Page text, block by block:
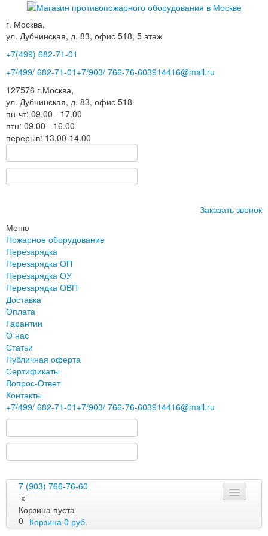
г. Москва,
ул. Дубнинская, д. 83, офис 518, 5 этаж
+7(499) 682-71-01
+7/499/ 682-71-01 +7/903/ 766-76-603914416@mail.ru
127576 г.Москва,
ул. Дубнинская, д. 83, офис 518
пн-чт: 09.00 - 17.00
птн: 09.00 - 16.00
перерыв: 13.00-14.00
Заказать звонок
Меню
Пожарное оборудование
Перезарядка
Перезарядка ОП
Перезарядка ОУ
Перезарядка ОВП
Доставка
Оплата
Гарантии
О нас
Статьи
Публичная оферта
Сертификаты
Вопрос-Ответ
Контакты
+7/499/ 682-71-01 +7/903/ 766-76-603914416@mail.ru
7 (903) 766-76-60
x
Корзина пуста
0 Корзина 0 руб.